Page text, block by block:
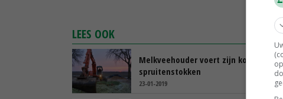
LEES OOK
Melkveehouder voert zijn koeien
spruitenstokken
23-01-2019